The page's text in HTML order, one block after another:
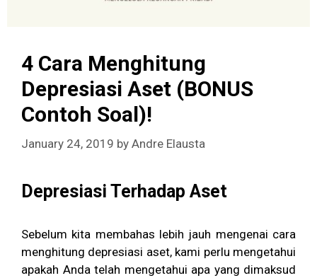
4 Cara Menghitung
Depresiasi Aset (BONUS
Contoh Soal)!
January 24, 2019 by Andre Elausta
Depresiasi Terhadap Aset
Sebelum kita membahas lebih jauh mengenai cara
menghitung depresiasi aset, kami perlu mengetahui
apakah Anda telah mengetahui apa yang dimaksud